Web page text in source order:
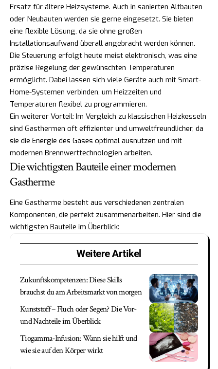
Ersatz für ältere Heizsysteme. Auch in sanierten Altbauten
oder Neubauten werden sie gerne eingesetzt. Sie bieten
eine flexible Lösung, da sie ohne großen
Installationsaufwand überall angebracht werden können.
Die Steuerung erfolgt heute meist elektronisch, was eine
präzise Regelung der gewünschten Temperaturen
ermöglicht. Dabei lassen sich viele Geräte auch mit Smart-
Home-Systemen verbinden, um Heizzeiten und
Temperaturen flexibel zu programmieren.
Ein weiterer Vorteil: Im Vergleich zu klassischen Heizkesseln
sind Gasthermen oft effizienter und umweltfreundlicher, da
sie die Energie des Gases optimal ausnutzen und mit
modernen Brennwerttechnologien arbeiten.
Die wichtigsten Bauteile einer modernen
Gastherme
Eine Gastherme besteht aus verschiedenen zentralen
Komponenten, die perfekt zusammenarbeiten. Hier sind die
wichtigsten Bauteile im Überblick:
Weitere Artikel
Zukunftskompetenzen: Diese Skills
brauchst du am Arbeitsmarkt von morgen
Kunststoff – Fluch oder Segen? Die Vor-
und Nachteile im Überblick
Tiogamma-Infusion: Wann sie hilft und
wie sie auf den Körper wirkt